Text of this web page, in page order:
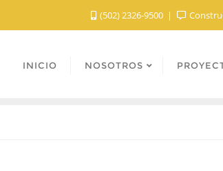
(502) 2326-9500
INICIO NOSOTROS